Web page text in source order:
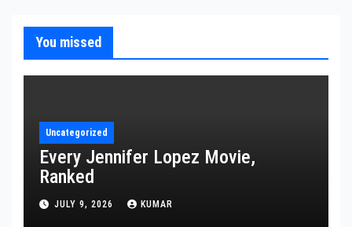
You missed
Uncategorized
Every Jennifer Lopez Movie,
Ranked
JULY 9, 2026 KUMAR